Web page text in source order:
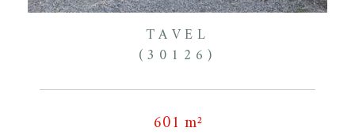
TAVEL
(30126)
601 m²